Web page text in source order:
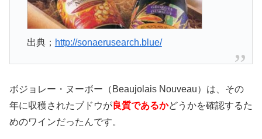
出典； http://sonaerusearch.blue/
ボジョレー・ヌーボー（Beaujolais Nouveau）は、 その
年に収穫されたブドウが 良質であるかどうかを確認するた
めのワインだったんです。